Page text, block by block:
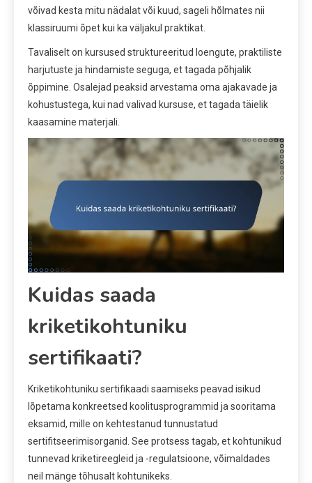
võivad kesta mitu nädalat või kuud, sageli hõlmates nii
klassiruumi õpet kui ka väljakul praktikat.
Tavaliselt on kursused struktureeritud loengute, praktiliste
harjutuste ja hindamiste seguga, et tagada põhjalik
õppimine. Osalejad peaksid arvestama oma ajakavade ja
kohustustega, kui nad valivad kursuse, et tagada täielik
kaasamine materjali.
Kuidas saada
kriketikohtuniku
sertifikaati?
Kriketikohtuniku sertifikaadi saamiseks peavad isikud
lõpetama konkreetsed koolitusprogrammid ja sooritama
eksamid, mille on kehtestanud tunnustatud
sertifitseerimisorganid. See protsess tagab, et kohtunikud
tunnevad kriketireegleid ja -regulatsioone, võimaldades
neil mänge tõhusalt kohtunikeks.